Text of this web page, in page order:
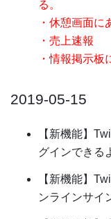
る。
・休憩画面に
・売上速報
・情報掲示板
2019-05-15
【新機能】
グインできる
【新機能】
ンラインサイ